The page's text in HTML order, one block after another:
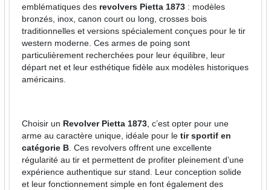
emblématiques des revolvers Pietta 1873 : modèles
bronzés, inox, canon court ou long, crosses bois
traditionnelles et versions spécialement conçues pour le tir
western moderne. Ces armes de poing sont
particulièrement recherchées pour leur équilibre, leur
départ net et leur esthétique fidèle aux modèles historiques
américains.
Choisir un Revolver Pietta 1873, c’est opter pour une
arme au caractère unique, idéale pour letir sportif en
catégorie B. Ces revolvers offrent une excellente
régularité au tir et permettent de profiter pleinement d’une
expérience authentique sur stand. Leur conception solide
et leur fonctionnement simple en font également des